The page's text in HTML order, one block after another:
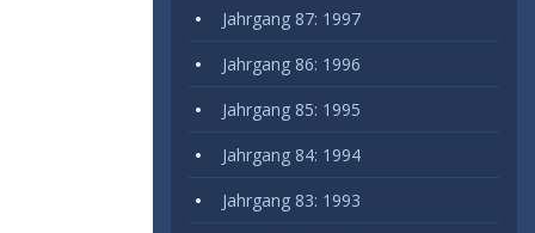
Jahrgang 87: 1997
Jahrgang 86: 1996
Jahrgang 85: 1995
Jahrgang 84: 1994
Jahrgang 83: 1993